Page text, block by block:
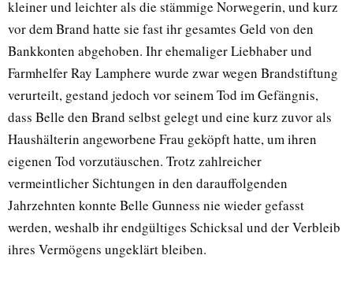
kleiner und leichter als die stämmige Norwegerin, und kurz
vor dem Brand hatte sie fast ihr gesamtes Geld von den
Bankkonten abgehoben. Ihr ehemaliger Liebhaber und
Farmhelfer Ray Lamphere wurde zwar wegen Brandstiftung
verurteilt, gestand jedoch vor seinem Tod im Gefängnis,
dass Belle den Brand selbst gelegt und eine kurz zuvor als
Haushälterin angeworbene Frau geköpft hatte, um ihren
eigenen Tod vorzutäuschen. Trotz zahlreicher
vermeintlicher Sichtungen in den darauffolgenden
Jahrzehnten konnte Belle Gunness nie wieder gefasst
werden, weshalb ihr endgültiges Schicksal und der Verbleib
ihres Vermögens ungeklärt bleiben.